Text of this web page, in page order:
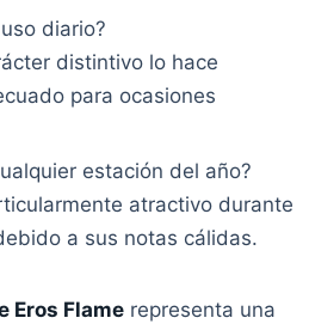
diario?
distintivo lo hace
para ocasiones
estación del año?
atractivo durante
a sus notas cálidas.
Eros Flame representa una